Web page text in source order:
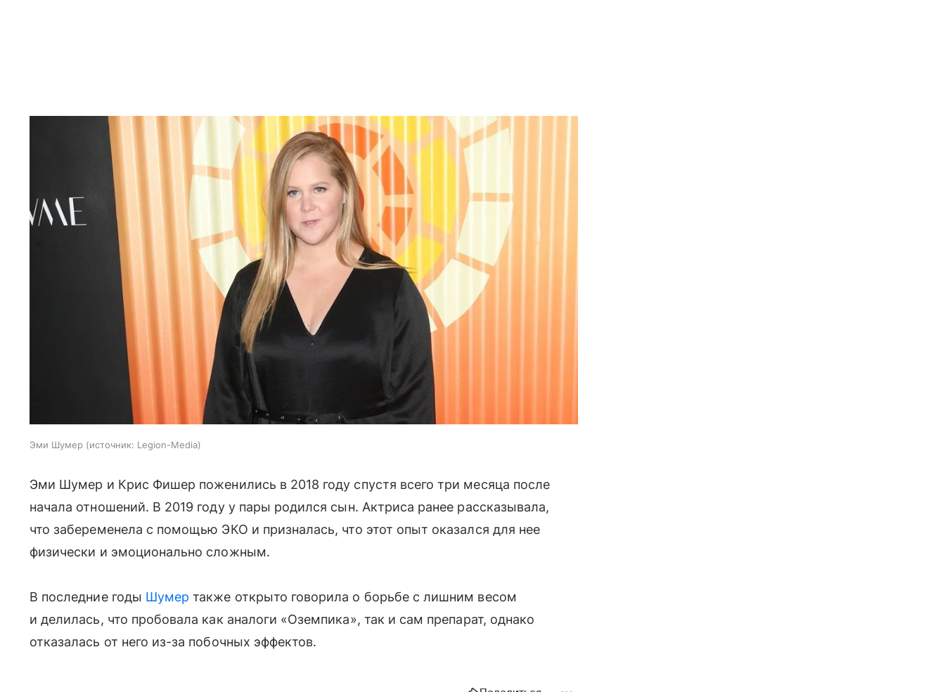
Эми Шумер источник: Legion-Media
Эми Шумер и Крис Фишер поженились в 2018 году спустя всего три месяца после
начала отношений. В 2019 году у пары родился сын. Актриса ранее рассказывала,
что забеременела с помощью ЭКО и призналась, что этот опыт оказался для нее
физически и эмоционально сложным.
В последние годы Шумер также открыто говорила о борьбе с лишним весом
и делилась, что пробовала как аналоги «Оземпика», так и сам препарат, однако
отказалась от него из-за побочных эффектов.